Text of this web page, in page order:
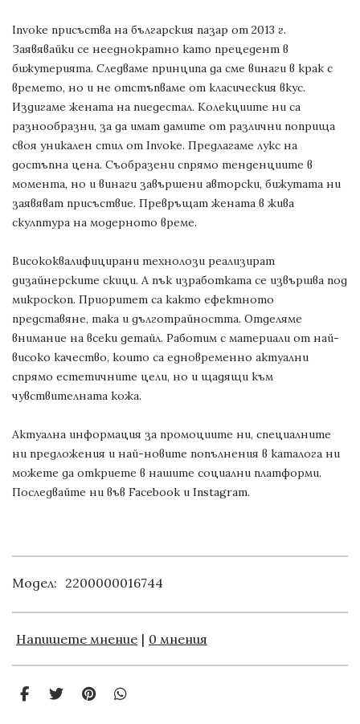
Invoke присъства на българския пазар от 2013 г.
Заявявайки се нееднократно като прецедент в
бижутерията. Следваме принципа да сме винаги в крак с
времето, но и не отстъпваме от класическия вкус.
Издигаме жената на пиедестал. Колекциите ни са
разнообразни, за да имат дамите от различни поприща
своя уникален стил от Invoke. Предлагаме лукс на
достъпна цена. Съобразени спрямо тенденциите в
момента, но и винаги завършени авторски, бижутата ни
заявяват присъствие. Превръщат жената в жива
скулптура на модерното време.
Висококвалифицирани технолози реализират
дизайнерските скици. А пък изработката се извършва под
микроскоп. Приоритет са както ефектното
представяне, така и дълготрайността. Отделяме
внимание на всеки детайл. Работим с материали от най-
високо качество, които са едновременно актуални
спрямо естетичните цели, но и щадящи към
чувствителната кожа.
Актуална информация за промоциите ни, специалните
ни предложения и най-новите попълнения в каталога ни
можете да откриете в нашите социални платформи.
Последвайте ни във Facebook и Instagram.
Модел: 2200000016744
Напишете мнение | 0 мнения